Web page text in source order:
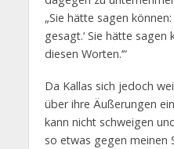
„Sie hätte sagen
gesagt.‘ Sie hätte sagen
diesen Worten.‘“
Da Kallas sich jedoch
über ihre Äußerungen
kann nicht schweigen
so etwas gegen meinen